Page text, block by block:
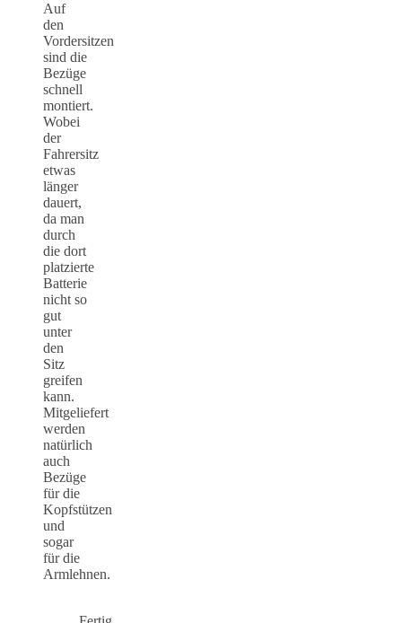
Auf
den
Vordersitzen
sind die
Bezüge
schnell
montiert.
Wobei
der
Fahrersitz
etwas
länger
dauert,
da man
durch
die dort
platzierte
Batterie
nicht so
gut
unter
den
Sitz
greifen
kann.
Mitgeliefert
werden
natürlich
auch
Bezüge
für die
Kopfstützen
und
sogar
für die
Armlehnen.